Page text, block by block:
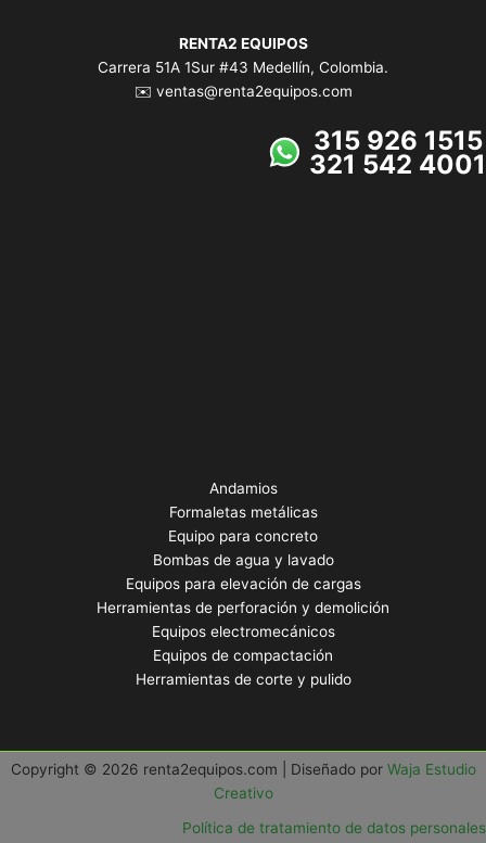
RENTA2 EQUIPOS
Carrera 51A 1Sur #43 Medellín, Colombia.
✉️ ventas@renta2equipos.com
315 926 1515
321 542 4001
Andamios
Formaletas metálicas
Equipo para concreto
Bombas de agua y lavado
Equipos para elevación de cargas
Herramientas de perforación y demolición
Equipos electromecánicos
Equipos de compactación
Herramientas de corte y pulido
Copyright © 2026 renta2equipos.com | Diseñado por Waja Estudio
Creativo
Política de tratamiento de datos personales